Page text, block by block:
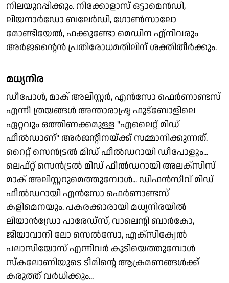
നിലയുറപ്പിക്കും. നിക്കോളാസ് ഒട്ടാമെന്‍ഡി,
ലിയനാര്‍ഡോ ബലേര്‍ഡി, ഗോണ്‍സാലോ
മോണ്ടിയേല്‍, ഫക്കുണ്ടോ മെഡിന എ്നിവരും
അർജൻ്റൈൻ പ്രതിരോധമതിലിന് ശക്തിതീർക്കും.
മധ്യനിര
ഡീപോൾ, മാക് അലിസ്റ്റർ, എൻസോ ഫെർണാണ്ടസ്
എന്നീ ത്രയങ്ങൾ അന്താരാഷ്ട്ര ഫുട്‌ബോളിലെ
ഏറ്റവും ഒത്തിണക്കമുള്ള "എലൈറ്റ് മിഡ്‌
ഫീൽഡാണ്" അർജൻ്റീനയ്ക്ക് സമ്മാനിക്കുന്നത്.
റൈറ്റ് സെൻട്രൽ മിഡ് ഫീൽഡറായി ഡീപോളും...
ലെഫ്റ്റ് സെൻട്രൽ മിഡ് ഫീൽഡറായി അലക്സിസ്
മാക് അലിസ്റ്ററുമെത്തുമ്പോൾ... ഡിഫൻസീവ് മിഡ്
ഫീൽഡറായി എൻസോ ഫെർണാണ്ടസ്
കളിമെനയും. പകരക്കാരായി മധ്യനിരയില്‍
ലിയാന്‍ഡ്രോ പാരേഡ്‌സ്, വാലെൻ്റി ബാര്‍കോ,
ജിയാവാനി ലോ സെല്‍സോ, എക്സി‌‌ക്വേല്‍
പലാസിയോസ് എന്നിവർ കൂടിയെത്തുമ്പോൾ
സ്കലോണിയുടെ ടീമിൻ്റെ ആക്രമണങ്ങൾക്ക്
കരുത്ത് വർധിക്കും...